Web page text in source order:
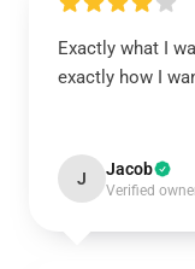
Exactly what I
exactly how I
J Jacob
Verified